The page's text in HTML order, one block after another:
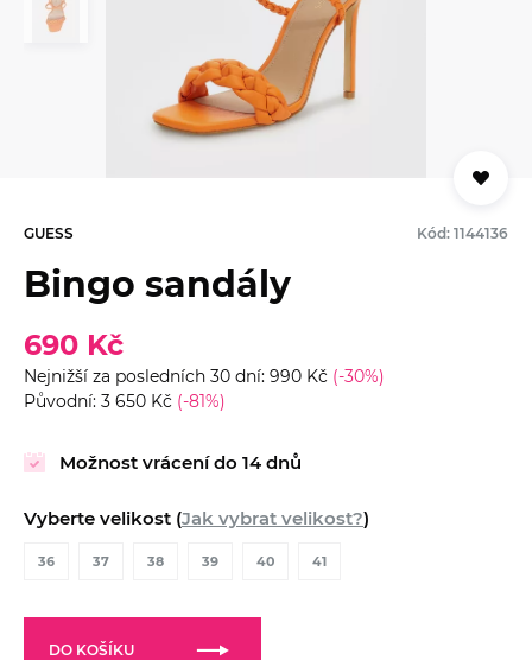
GUESS Kód: 1144136
Bingo sandály
690 Kč
Nejnižší za posledních 30 dní: 990 Kč (-30%)
Původní: 3 650 Kč (-81%)
Možnost vrácení do 14 dnů
Vyberte velikost (Jak vybrat velikost?)
36 37 38 39 40 41
DO KOŠÍKU